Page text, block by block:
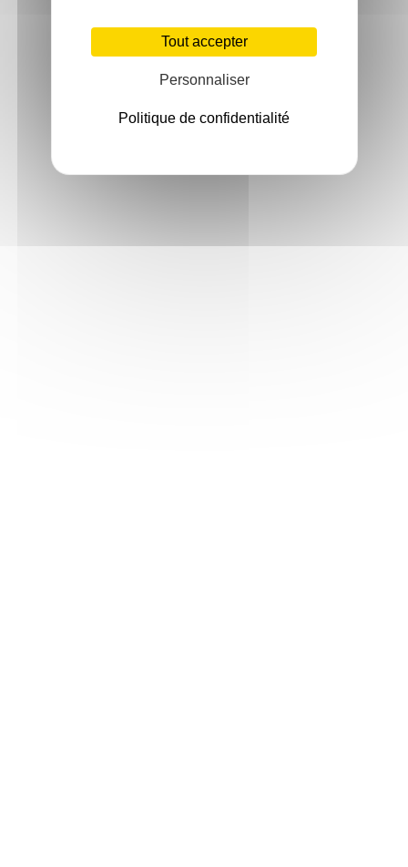
Tout accepter
Personnaliser
Politique de confidentialité